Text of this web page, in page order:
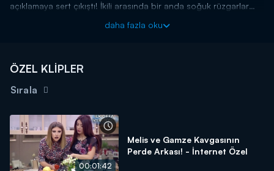
açıklamaya sert çıkıştı! İkili arasında bir anda soğuk rüzgarlar
daha fazla oku
ÖZEL KLİPLER
Sırala
00:01:42
Melis ve Gamze Kavgasının
Perde Arkası! - İnternet Özel